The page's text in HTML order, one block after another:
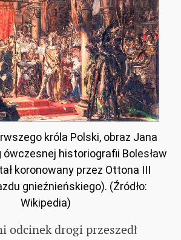
króla Polski, obraz Jana
ówczesnej historiografii Bolesław
koronowany przez Ottona III
gnieźnieńskiego). (Źródło:
Wikipedia)
odcinek drogi przeszedł